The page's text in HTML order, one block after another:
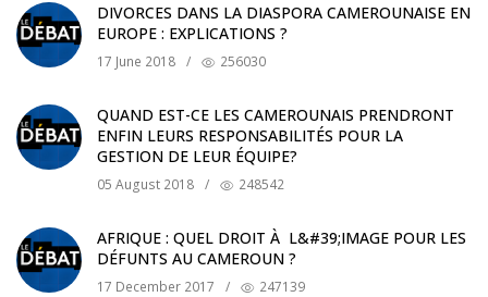
DIVORCES DANS LA DIASPORA CAMEROUNAISE EN
EUROPE : EXPLICATIONS ?
17 June 2018 / 256030
QUAND EST-CE LES CAMEROUNAIS PRENDRONT
ENFIN LEURS RESPONSABILITÉS POUR LA
GESTION DE LEUR ÉQUIPE?
05 August 2018 / 248542
AFRIQUE : QUEL DROIT À L&#39;IMAGE POUR LES
DÉFUNTS AU CAMEROUN ?
17 December 2017 / 247139